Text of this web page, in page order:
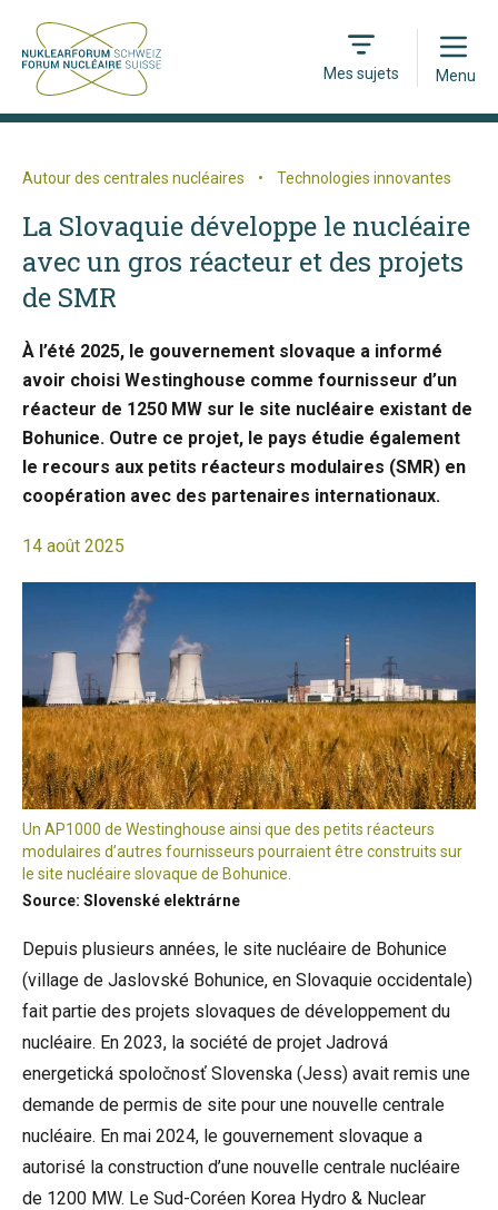
Mes sujets
Open
Menu
Autour des centrales nucléaires • Technologies innovantes
La Slovaquie développe le nucléaire
avec un gros réacteur et des projets
de SMR
À l’été 2025, le gouvernement slovaque a informé
avoir choisi Westinghouse comme fournisseur d’un
réacteur de 1250 MW sur le site nucléaire existant de
Bohunice. Outre ce projet, le pays étudie également
le recours aux petits réacteurs modulaires (SMR) en
coopération avec des partenaires internationaux.
14 août 2025
Un AP1000 de Westinghouse ainsi que des petits réacteurs
modulaires d’autres fournisseurs pourraient être construits sur
le site nucléaire slovaque de Bohunice.
Source: Slovenské elektrárne
Depuis plusieurs années, le site nucléaire de Bohunice
(village de Jaslovské Bohunice, en Slovaquie occidentale)
fait partie des projets slovaques de développement du
nucléaire. En 2023, la société de projet Jadrová
energetická spoločnosť Slovenska (Jess) avait remis une
demande de permis de site pour une nouvelle centrale
nucléaire. En mai 2024, le gouvernement slovaque a
autorisé la construction d’une nouvelle centrale nucléaire
de 1200 MW. Le Sud-Coréen Korea Hydro & Nuclear